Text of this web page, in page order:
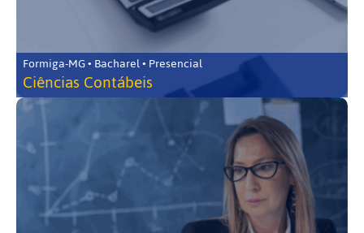
Formiga-MG • Bacharel • Presencial
Ciências Contábeis